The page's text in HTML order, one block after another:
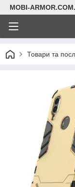
MOBI-
Товари та